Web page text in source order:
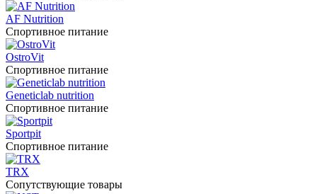
AF Nutrition
Спортивное питание
OstroVit
Спортивное питание
Geneticlab nutrition
Спортивное питание
Sportpit
Спортивное питание
TRX
Сопутствующие товары